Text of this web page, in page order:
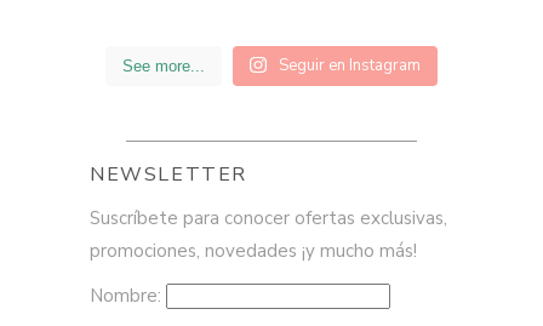
See more... Seguir en Instagram
NEWSLETTER
Suscríbete para conocer ofertas exclusivas,
promociones, novedades ¡y mucho más!
Nombre: